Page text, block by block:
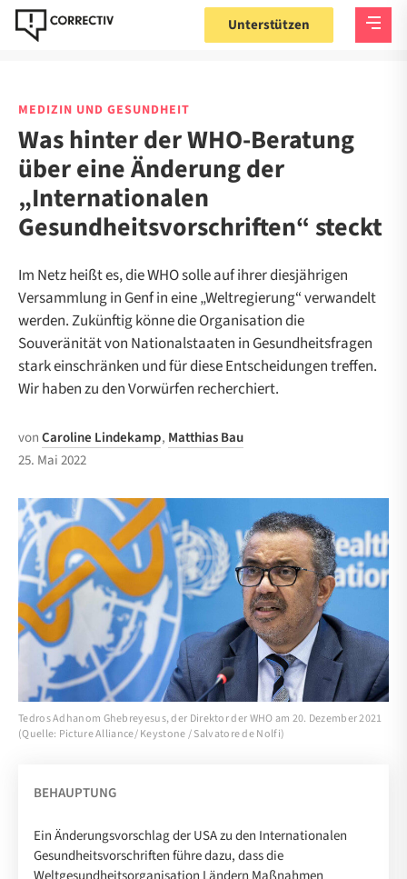
Unterstützen
MEDIZIN UND GESUNDHEIT
Was hinter der WHO-Beratung
über eine Änderung der
„Internationalen
Gesundheitsvorschriften“ steckt
Im Netz heißt es, die WHO solle auf ihrer diesjährigen
Versammlung in Genf in eine „Weltregierung“ verwandelt
werden. Zukünftig könne die Organisation die
Souveränität von Nationalstaaten in Gesundheitsfragen
stark einschränken und für diese Entscheidungen treffen.
Wir haben zu den Vorwürfen recherchiert.
vonCaroline Lindekamp, Matthias Bau
25. Mai 2022
Tedros Adhanom Ghebreyesus, der Direktor der WHO am 20. Dezember 2021
(Quelle: Picture Alliance/ Keystone / Salvatore de Nolfi)
BEHAUPTUNG
Ein Änderungsvorschlag der USA zu den Internationalen
Gesundheitsvorschriften führe dazu, dass die